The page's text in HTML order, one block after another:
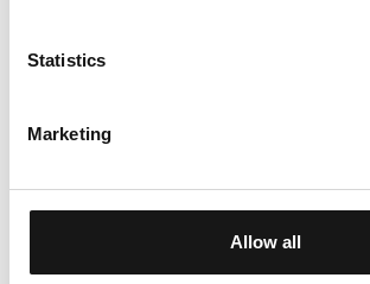
Statistics
Marketing
Allow all
Hochtal zwischen Chur und
bietet eine perfekte Mischung aus